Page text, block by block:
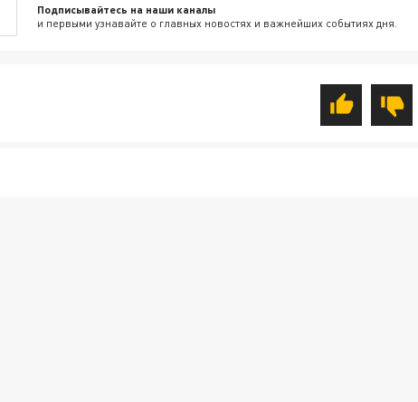
Подписывайтесь на наши каналы
и первыми узнавайте о главных новостях и важнейших событиях дня.